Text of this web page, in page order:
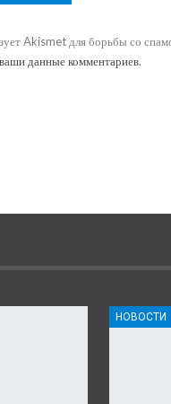
Akismet для борьбы со
данные комментариев.
НОВОСТИ